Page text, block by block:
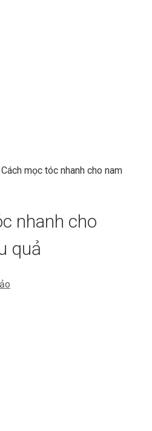
Cách mọc tóc nhanh cho nam
nhanh cho
quả